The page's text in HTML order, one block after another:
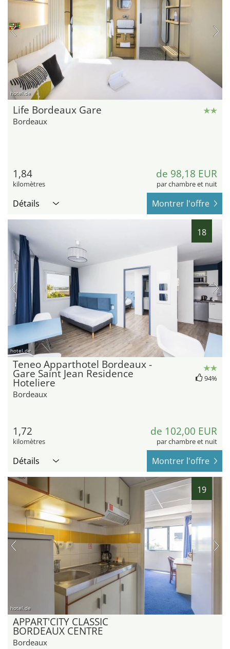
hotel.de
Life Bordeaux Gare
Bordeaux
1,84
kilomètres
de 98,18 EUR
par chambre et nuit
Détails Montrer l'offre
18
hotel.de
Teneo Apparthotel Bordeaux -
Gare Saint Jean Residence
Hoteliere
Bordeaux
94%
1,72
kilomètres
de 102,00 EUR
par chambre et nuit
Détails Montrer l'offre
19
hotel.de
APPART'CITY CLASSIC
BORDEAUX CENTRE
Bordeaux